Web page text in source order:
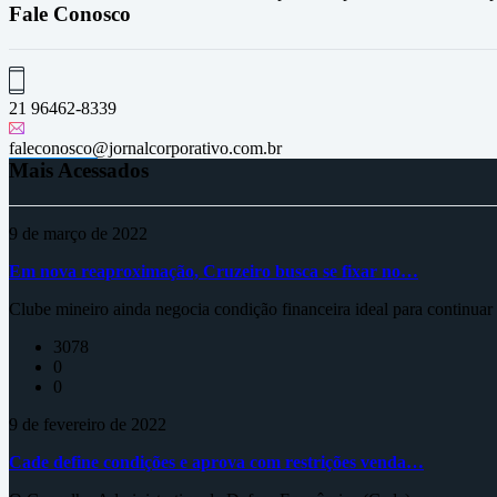
Fale Conosco
21 96462-8339
faleconosco@jornalcorporativo.com.br
Mais Acessados
9 de março de 2022
Em nova reaproximação, Cruzeiro busca se fixar no…
Clube mineiro ainda negocia condição financeira ideal para
3078
0
0
9 de fevereiro de 2022
Cade define condições e aprova com restrições venda…